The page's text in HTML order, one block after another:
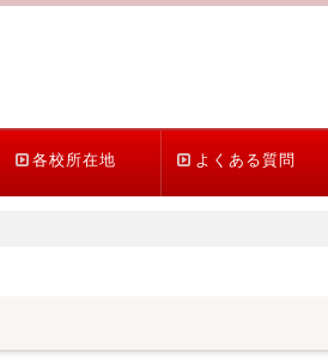
各校所在地 よくある質問